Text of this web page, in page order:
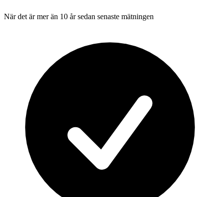
När det är mer än 10 år sedan senaste mätningen